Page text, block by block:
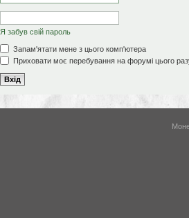
Я забув свій пароль
Запам'ятати мене з цього комп'ютера
Приховати моє перебування на форумі цього